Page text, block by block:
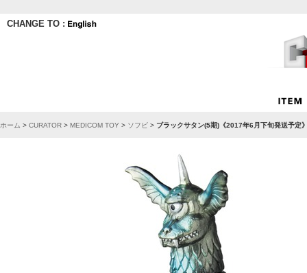
CHANGE TO :
ホーム > CURATOR > MEDICOM TOY > ソフビ > ブラックサタン(5期)《2017年6月下旬発送予定